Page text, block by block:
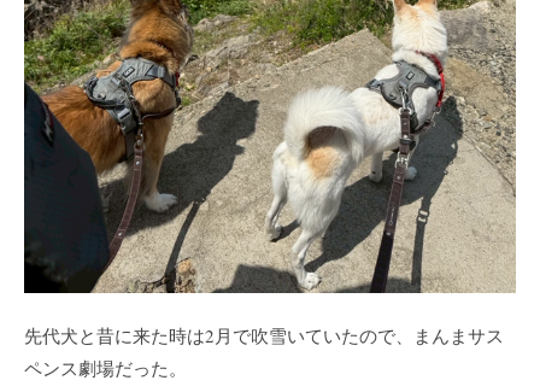
先代犬と昔に来た時は2月で吹雪いていたので、まんまサス
ペンス劇場だった。